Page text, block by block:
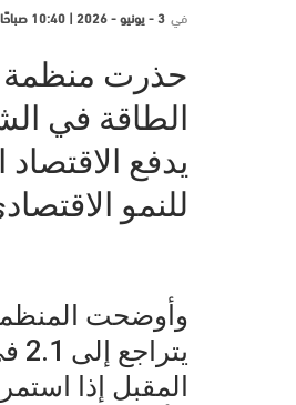
في 3 - يونيو - 2026 | 10:40 صباحًا
حذرت منظمة
يدفع
للنمو
وأوضحت
المقبل إذا